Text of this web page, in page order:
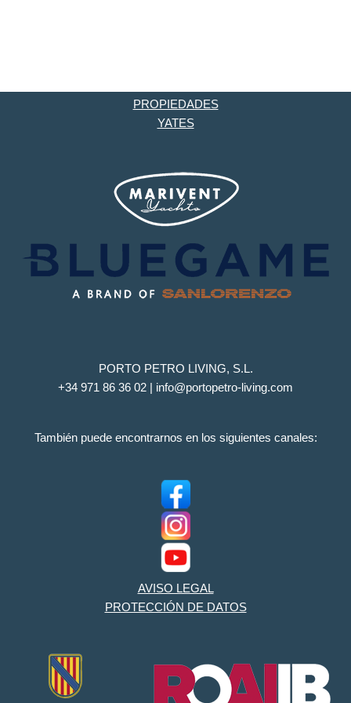
PROPIEDADES
YATES
PORTO PETRO LIVING, S.L.
+34 971 86 36 02 | info@portopetro-living.com
También puede encontrarnos en los siguientes canales:
AVISO LEGAL
PROTECCIÓN DE DATOS